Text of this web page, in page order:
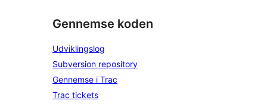
Gennemse koden
Udviklingslog
Subversion repository
Gennemse i Trac
Trac tickets